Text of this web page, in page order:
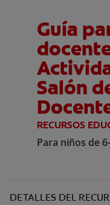
Guía
Salón
RECURSOS
Para niños de
DETALLES DEL